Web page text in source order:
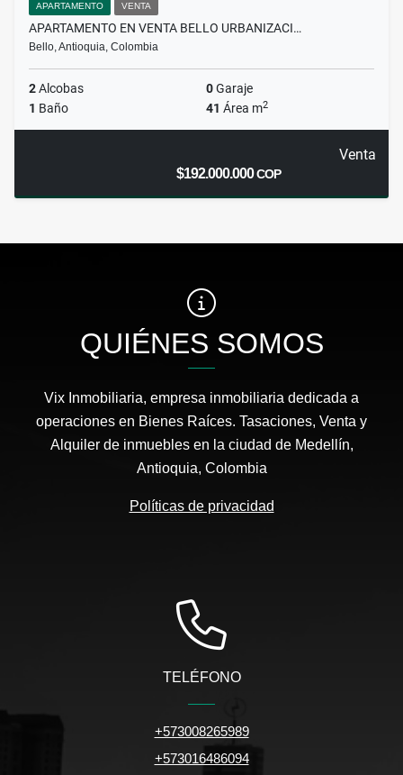
APARTAMENTO VENTA
APARTAMENTO EN VENTA BELLO URBANIZACI…
Bello, Antioquia, Colombia
2Alcobas 0Garaje
1 Baño 41 Área m2
Venta
$192.000.000COP
QUIÉNES SOMOS
Vix Inmobiliaria, empresa inmobiliaria dedicada a
operaciones en Bienes Raíces. Tasaciones, Venta y
Alquiler de inmuebles en la ciudad de Medellín,
Antioquia, Colombia
Políticas de privacidad
TELÉFONO
+573008265989
+573016486094